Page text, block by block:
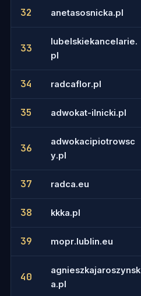
32 anetasosnicka.pl
33
lubelskiekancelarie.
pl
34 radcaflor.pl
35 adwokat-ilnicki.pl
36
adwokacipiotrowsc
y.pl
37 radca.eu
38 kkka.pl
39 mopr.lublin.eu
40
agnieszkajaroszynsk
a.pl